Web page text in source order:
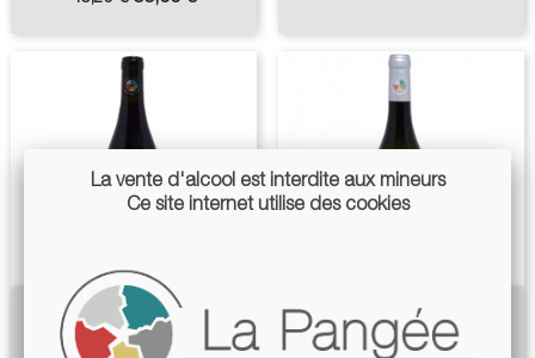
base
Cuvée Cin/C 2024 - ColVert
Prix
16,00 €
Avec Vue Sur Le Cher 2022 -
Tardieux
La vente d'alcool est interdite aux mineurs
Ce site internet utilise des cookies